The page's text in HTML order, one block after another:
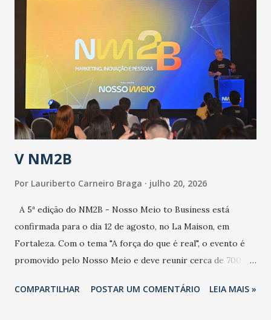
públicos e domiciliares. “Nós não estamos vivendo uma
epidemia comum, como temos em todos os anos, com
aumento de casos de dengue, influenza ou H1N1. Trata-se
de uma epidemia com um vírus diferente, com um poder de
contaminação maior que outros coronavírus”, apontou o
secretário. Segundo ele, é uma epidemia com chance de
contaminação alta, podendo gerar um grande risco à
população e ao sistema de saúde. “Precisamos saber fazer a
estratificação do risco da doença, para não so...
V NM2B
Por Lauriberto Carneiro Braga julho 20, 2026
A 5ª edição do NM2B - Nosso Meio to Business está
confirmada para o dia 12 de agosto, no La Maison, em
Fortaleza. Com o tema "A força do que é real", o evento é
promovido pelo Nosso Meio e deve reunir cerca de 700
e lideranças do Mercado Nacional. Desde 2022, o NM2B
COMPARTILHAR POSTAR UM COMENTÁRIO LEIA MAIS »